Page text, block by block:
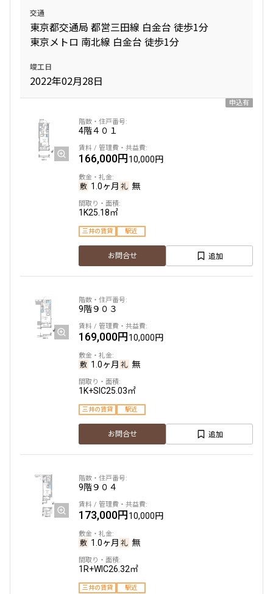
交通
東京都交通局 都営三田線 白金台 徒歩1分
東京メトロ 南北線 白金台 徒歩1分
竣工日
2022年02月28日
申込有
4階４０１
166,000円10,000円
1.0ヶ月 無
1K25.18㎡
三井の賃貸 駅近
お問合せ 追加
9階９０３
169,000円10,000円
1.0ヶ月 無
1K+SIC25.03㎡
三井の賃貸 駅近
お問合せ 追加
9階９０４
173,000円10,000円
1.0ヶ月 無
1R+WIC26.32㎡
三井の賃貸 駅近